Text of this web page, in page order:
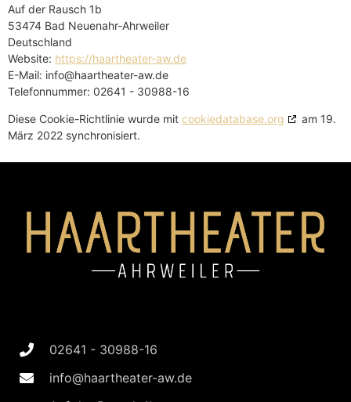
Auf der Rausch 1b
53474 Bad Neuenahr-Ahrweiler
Deutschland
Website: https://haartheater-aw.de
E-Mail: info@haartheater-aw.de
Telefonnummer: 02641 - 30988-16
Diese Cookie-Richtlinie wurde mit cookiedatabase.org
am 19.
März 2022 synchronisiert.
02641 - 30988-16
info@haartheater-aw.de